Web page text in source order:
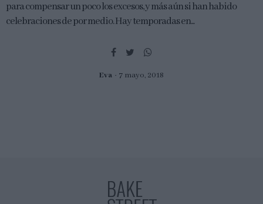
para compensar un poco los excesos, y más aún si han habido
celebraciones de por medio. Hay temporadas en...
Eva 7 mayo, 2018